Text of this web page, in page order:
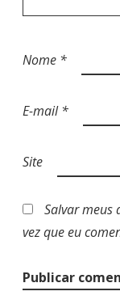
Nome *
E-mail*
Site
Salvar meus
vez que eu